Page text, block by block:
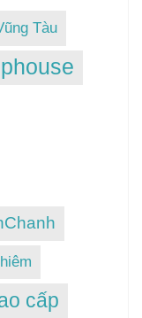
Tàu
cấp